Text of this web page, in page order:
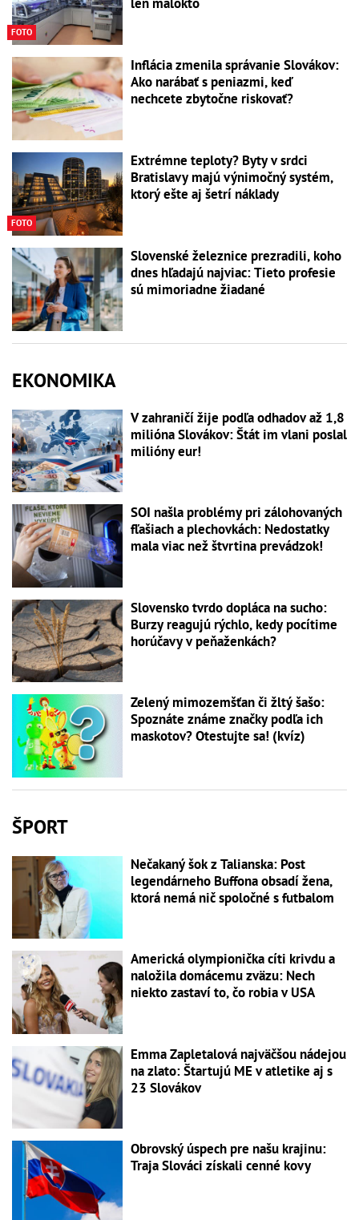
FOTO
len málokto
Inflácia zmenila správanie Slovákov:
Ako narábať s peniazmi, keď
nechcete zbytočne riskovať?
FOTO
Extrémne teploty? Byty v srdci
Bratislavy majú výnimočný systém,
ktorý ešte aj šetrí náklady
Slovenské železnice prezradili, koho
dnes hľadajú najviac: Tieto profesie
sú mimoriadne žiadané
EKONOMIKA
V zahraničí žije podľa odhadov až 1,8
milióna Slovákov: Štát im vlani poslal
milióny eur!
SOI našla problémy pri zálohovaných
fľašiach a plechovkách: Nedostatky
mala viac než štvrtina prevádzok!
Slovensko tvrdo dopláca na sucho:
Burzy reagujú rýchlo, kedy pocítime
horúčavy v peňaženkách?
Zelený mimozemšťan či žltý šašo:
Spoznáte známe značky podľa ich
maskotov? Otestujte sa! (kvíz)
ŠPORT
Nečakaný šok z Talianska: Post
legendárneho Buffona obsadí žena,
ktorá nemá nič spoločné s futbalom
Americká olympionička cíti krivdu a
naložila domácemu zväzu: Nech
niekto zastaví to, čo robia v USA
Emma Zapletalová najväčšou nádejou
na zlato: Štartujú ME v atletike aj s
23 Slovákov
Obrovský úspech pre našu krajinu:
Traja Slováci získali cenné kovy